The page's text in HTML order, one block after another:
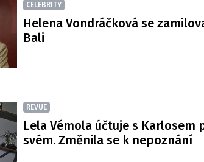
CELEBRITY
Helena Vondráčková se
Bali
REVUE
Lela Vémola účtuje s Karlosem
svém. Změnila se k nepoznání